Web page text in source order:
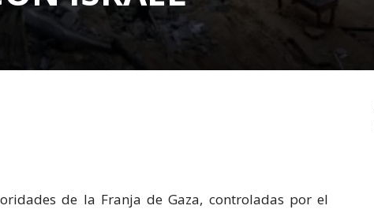
de la Franja de Gaza, controladas por el